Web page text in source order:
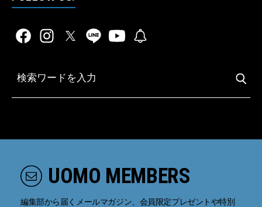
UOMO MEMBERS
編集部から届くメールマガジン、会員限定プレゼントや特別